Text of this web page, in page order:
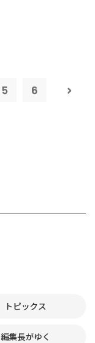
5 6
トピックス
編集長がゆく